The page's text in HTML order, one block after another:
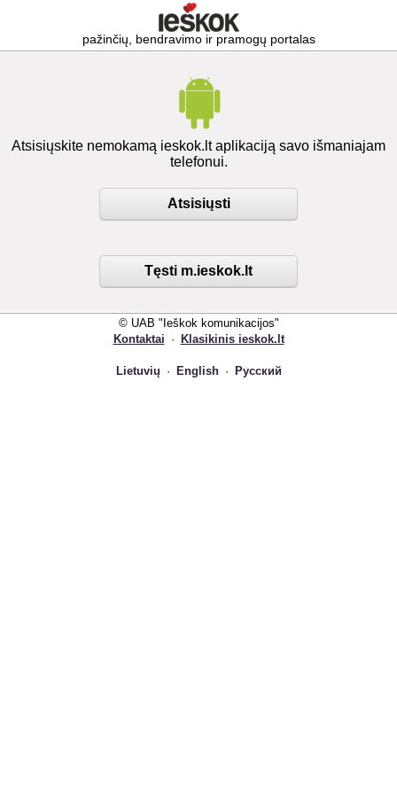
pažinčių, bendravimo ir pramogų portalas
Atsisiųskite nemokamą ieskok.lt aplikaciją savo išmaniajam
telefonui.
Atsisiųsti
Tęsti m.ieskok.lt
© UAB "Ieškok komunikacijos"
Kontaktai · Klasikinis ieskok.lt
Lietuvių · English · Русский